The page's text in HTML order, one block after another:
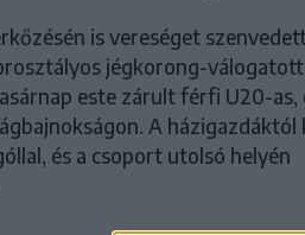
is vereséget
jégkorong-válogatott
este zárult férfi U20-as,
A házigazdáktól
és a csoport utolsó helyén